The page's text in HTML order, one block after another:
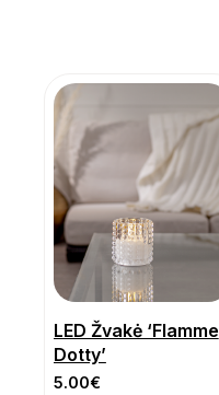
LED Žvakė ‘Flamme
Dotty’
5.00€